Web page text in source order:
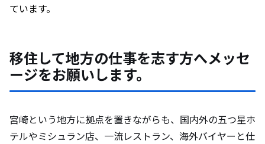
ています。
移住して地方の仕事を志す方へメッセ
ージをお願いします。
宮崎という地方に拠点を置きながらも、国内外の五つ星ホ
テルやミシュラン店、一流レストラン、海外バイヤーと仕